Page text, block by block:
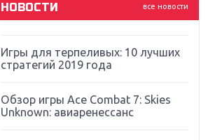
все новости
НОВОСТИ
Far Cry 5: хвалить нельзя ругать
Игры для терпеливых: 10 лучших
стратегий 2019 года
Обзор игры Ace Combat 7: Skies
Unknown: авиаренессанс